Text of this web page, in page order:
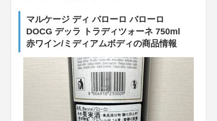
マルケージ ディ バローロ バローロ
DOCG デッラ トラディツォーネ 750ml
赤ワイン/ミディアムボディの商品情報